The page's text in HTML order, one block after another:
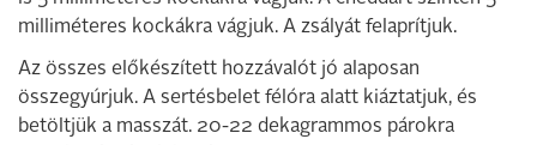
milliméteres kockákra vágjuk. A zsályát felaprítjuk.
Az összes előkészített hozzávalót jó alaposan
összegyúrjuk. A sertésbelet félóra alatt kiáztatjuk, és
betöltjük a masszát. 20-22 dekagrammos párokra